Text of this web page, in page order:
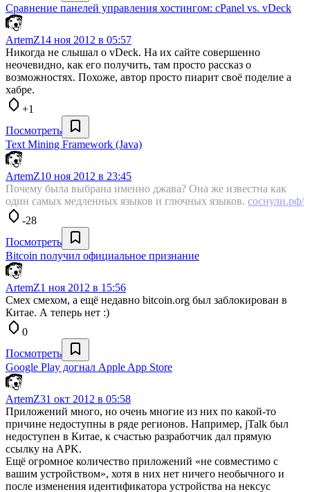
Сравнение панелей управления хостингом: cPanel vs. vDeck
ArtemZ14 ноя 2012 в 05:57
Никогда не слышал о vDeck. На их сайте совершенно
неочевидно, как его получить, там просто рассказ о
возможностях. Похоже, автор просто пиарит своё поделие а
хабре.
+1
Посмотреть
Text Mining Framework (Java)
ArtemZ10 ноя 2012 в 23:45
Почему была выбрана именно джава? Она же известна как
один самых медленных языков и глючных языков. соснули.рф/
-28
Посмотреть
Bitcoin получил официальное признание
ArtemZ1 ноя 2012 в 15:56
Смех смехом, а ещё недавно bitcoin.org был заблокирован в
Китае. А теперь нет :)
0
Посмотреть
Google Play догнал Apple App Store
ArtemZ31 окт 2012 в 05:58
Приложений много, но очень многие из них по какой-то
причине недоступны в ряде регионов. Например, jTalk был
недоступен в Китае, к счастью разработчик дал прямую
ссылку на APK.
Ещё огромное количество приложений «не совместимо с
вашим устройством», хотя в них нет ничего необычного и
после изменения идентификатора устройства на нексус